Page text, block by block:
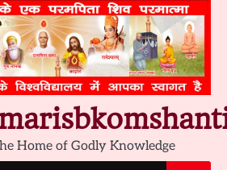
Home of Godly Knowledge